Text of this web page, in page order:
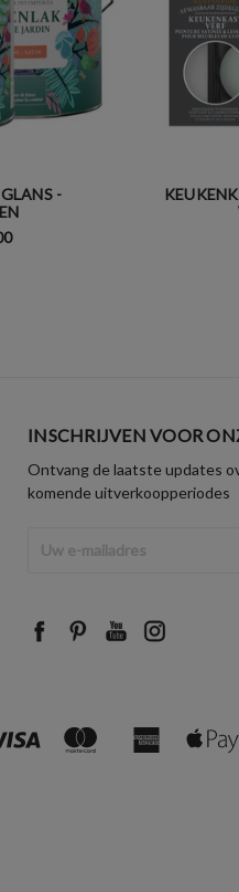
-
INSCHRIJVEN VOOR
Ontvang de laatste updates
komende uitverkoopperiodes
mailadres